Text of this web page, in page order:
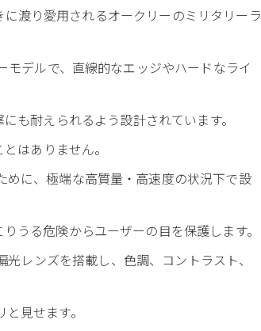
渡り愛用されるオークリーのミリタリーラ
デルで、直線的なエッジやハードなライ
も耐えられるよう設計されています。
はありません。
に、極端な高質量・高速度の状況下で設
うる危険からユーザーの目を保護します。
レンズを搭載し、色調、コントラスト、
見せます。